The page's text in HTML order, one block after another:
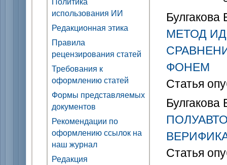
использования ИИ
Редакционная этика
Правила
рецензирования статей
Требования к
оформлению статей
Формы представляемых
документов
Рекомендации по
оформлению ссылок на
наш журнал
Редакция
МЕТОД
ФОНЕМ
Статья
Статья